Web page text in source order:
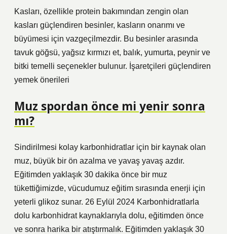
Kasları, özellikle protein bakımından zengin olan
kasları güçlendiren besinler, kasların onarımı ve
büyümesi için vazgeçilmezdir. Bu besinler arasında
tavuk göğsü, yağsız kırmızı et, balık, yumurta, peynir ve
bitki temelli seçenekler bulunur. İşaretçileri güçlendiren
yemek önerileri
Muz spordan önce mi yenir sonra
mı?
Sindirilmesi kolay karbonhidratlar için bir kaynak olan
muz, büyük bir ön azalma ve yavaş yavaş azdır.
Eğitimden yaklaşık 30 dakika önce bir muz
tükettiğimizde, vücudumuz eğitim sırasında enerji için
yeterli glikoz sunar. 26 Eylül 2024 Karbonhidratlarla
dolu karbonhidrat kaynaklarıyla dolu, eğitimden önce
ve sonra harika bir atıştırmalık. Eğitimden yaklaşık 30